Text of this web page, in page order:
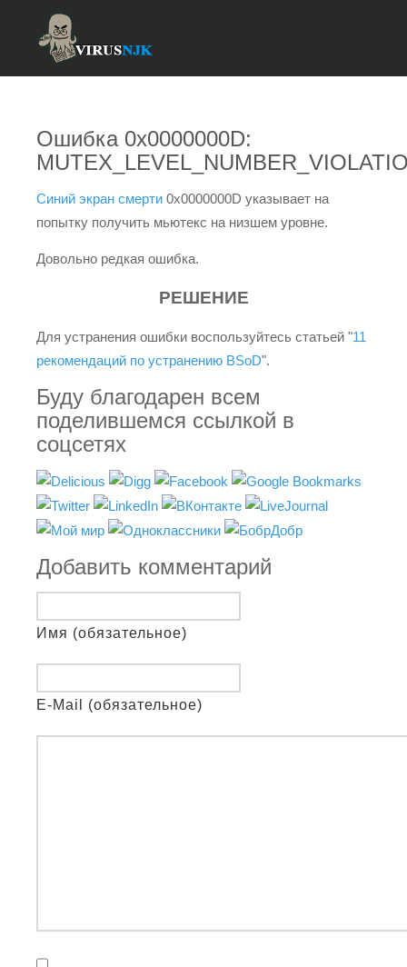
Ошибка 0x0000000D:
Синий экран смерти 0x0000000D указывает на
попытку получить мьютекс на низшем уровне.
Довольно редкая ошибка.
РЕШЕНИЕ
Для устранения ошибки воспользуйтесь статьей "11
рекомендаций по устранению BSoD".
Буду благодарен всем
поделившемся ссылкой в
соцсетях
Добавить комментарий
Имя (обязательное)
E-Mail (обязательное)